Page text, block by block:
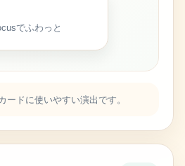
でふわっと
ドに使いやすい演出です。